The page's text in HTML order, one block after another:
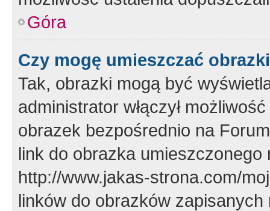
Góra
Czy mogę umieszczać
Tak, obrazki mogą być
administrator włączył
obrazek bezpośrednio na
link do obrazka
http://www.jakas-strona.com/
linków do obrazków